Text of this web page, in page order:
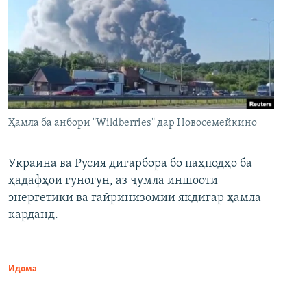
Ҳамла ба анбори "Wildberries" дар Новосемейкино
Украина ва Русия дигарбора бо паҳподҳо ба
ҳадафҳои гуногун, аз ҷумла иншооти
энергетикӣ ва ғайринизомии якдигар ҳамла
карданд.
Идома